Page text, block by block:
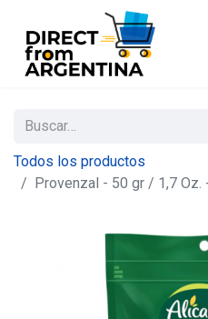
Todos los productos
Provenzal - 50 gr / 1,7 Oz.